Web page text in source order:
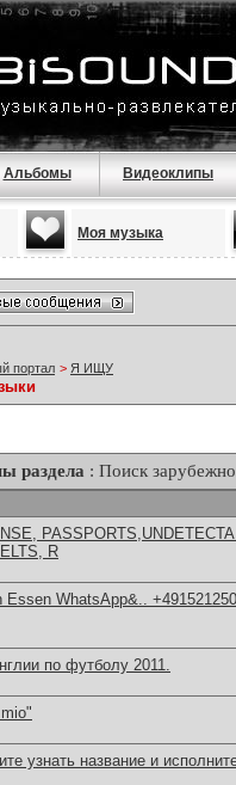
Альбомы Видеоклипы
Моя музыка
портал > Я ИЩУ
раздела : Поиск
R
Essen WhatsApp&..
по футболу 2011.
узнать название и